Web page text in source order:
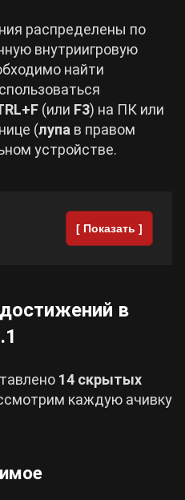
распределены по
внутриигровую
найти
(или F3) на ПК или
(лупа в правом
устройстве.
[ Показать ]
в
14 скрытых
каждую ачивку